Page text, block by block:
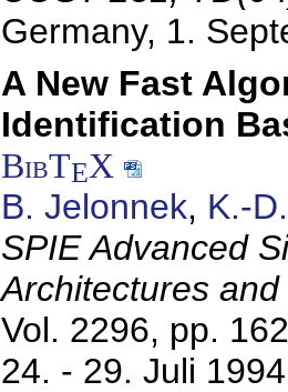
Germany, 1.
A New Fast
Identification
BibTEX
B. Jelonnek, K.-
SPIE Advanced
Architectures
Vol. 2296, pp.
24. - 29. Juli 1994